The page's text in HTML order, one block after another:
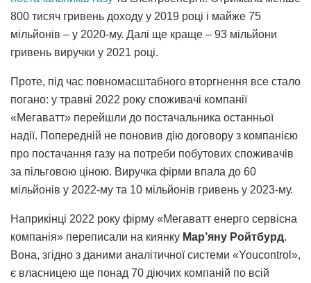
800 тисяч гривень доходу у 2019 році і майже 75
мільйонів – у 2020-му. Далі ще краще – 93 мільйони
гривень виручки у 2021 році.
Проте, під час повномасштабного вторгнення все стало
погано: у травні 2022 року споживачі компанії
«Мегаватт» перейшли до постачальника останньої
надії. Попередній не поновив дію договору з компанією
про постачання газу на потреби побутових споживачів
за пільговою ціною. Виручка фірми впала до 60
мільйонів у 2022-му та 10 мільйонів гривень у 2023-му.
Наприкінці 2022 року фірму «Мегаватт енерго сервісна
компанія» переписали на киянку Мар’яну Ройтбурд.
Вона, згідно з даними аналітичної системи «Youcontrol»,
є власницею ще понад 70 діючих компаній по всій